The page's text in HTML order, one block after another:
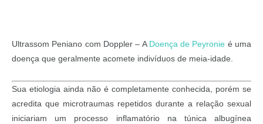
Ultrassom Peniano com Doppler – A Doença de Peyronie é uma
doença que geralmente acomete indivíduos de meia-idade.
Sua etiologia ainda não é completamente conhecida, porém se
acredita que microtraumas repetidos durante a relação sexual
iniciariam um processo inflamatório na túnica albugínea